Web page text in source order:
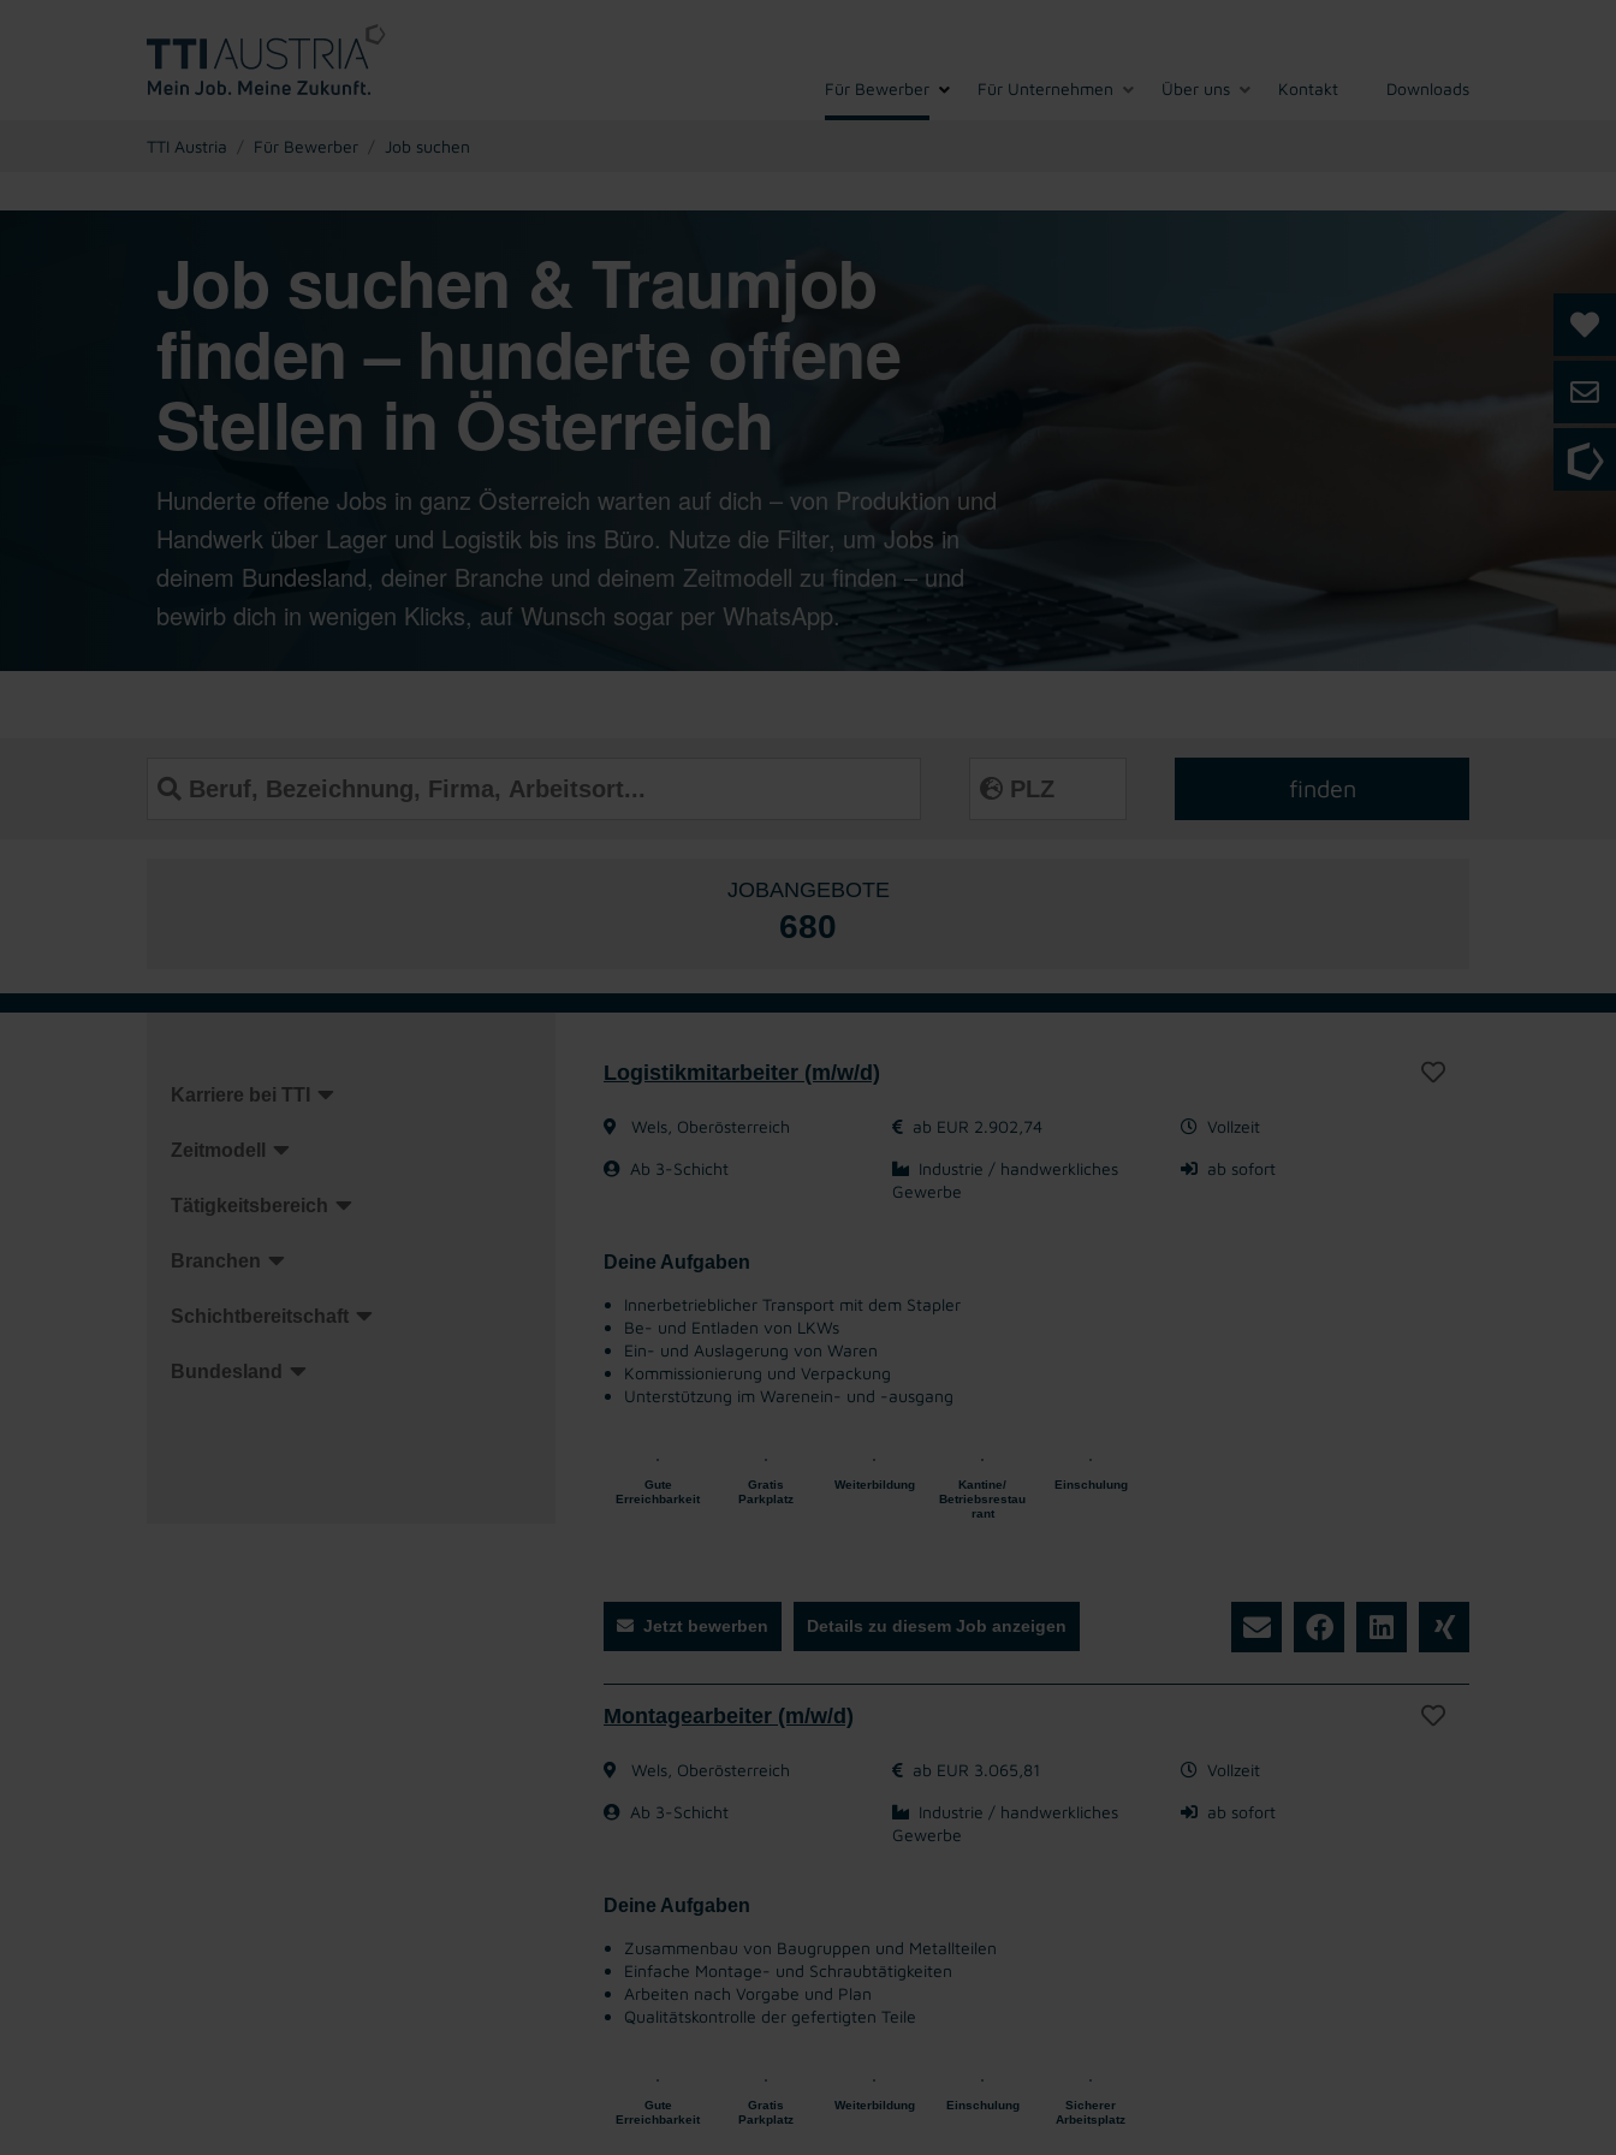
Für Bewerber Für Unternehmen Über uns Kontakt Downloads
TTI Austria Für Bewerber Job suchen
Job suchen & Traumjob
finden – hunderte offene
Stellen in Österreich
Hunderte offene Jobs in ganz Österreich warten auf dich – von Produktion und
Handwerk über Lager und Logistik bis ins Büro. Nutze die Filter, um Jobs in
deinem Bundesland, deiner Branche und deinem Zeitmodell zu finden – und
bewirb dich in wenigen Klicks, auf Wunsch sogar per WhatsApp.
JOBANGEBOTE
680
Karriere bei TTI
Zeitmodell
Tätigkeitsbereich
Branchen
Schichtbereitschaft
Bundesland
Logistikmitarbeiter (m/w/d)
Wels, Oberösterreich ab EUR 2.902,74 Vollzeit
Ab 3-Schicht
Industrie / handwerkliches
Gewerbe
ab sofort
Deine Aufgaben
Innerbetrieblicher Transport mit dem Stapler
Be- und Entladen von LKWs
Ein- und Auslagerung von Waren
Kommissionierung und Verpackung
Unterstützung im Warenein- und -ausgang
Gute
Erreichbarkeit
Gratis
Parkplatz
Weiterbildung
Kantine/
Betriebsrestau
rant
Einschulung
Jetzt bewerben Details zu diesem Job anzeigen
Montagearbeiter (m/w/d)
Wels, Oberösterreich ab EUR 3.065,81 Vollzeit
Ab 3-Schicht
Industrie / handwerkliches
Gewerbe
ab sofort
Deine Aufgaben
Zusammenbau von Baugruppen und Metallteilen
Einfache Montage- und Schraubtätigkeiten
Arbeiten nach Vorgabe und Plan
Qualitätskontrolle der gefertigten Teile
Gute
Erreichbarkeit
Gratis
Parkplatz
Weiterbildung Einschulung
Sicherer
Arbeitsplatz